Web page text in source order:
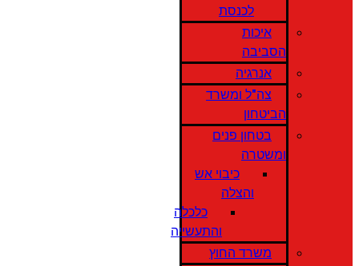
לכנסת
איכות
הסביבה
אנרגיה
צה"ל ומשרד
הביטחון
בטחון פנים
ומשטרה
כיבוי אש
והצלה
כלכלה
והתעשייה
משרד החוץ